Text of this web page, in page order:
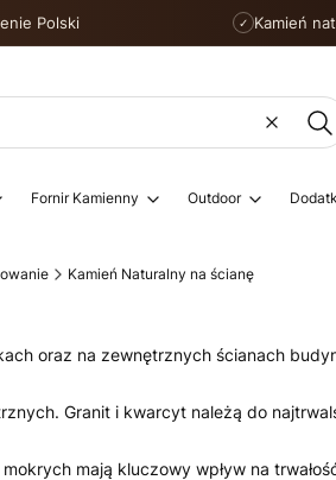
Polski ✓ Kamień
Wyczyść
Fornir Kamienny Outdoor
Kamień Naturalny na ścianę
oraz na zewnętrznych ścianach
Granit i kwarcyt należą do
mają kluczowy wpływ na